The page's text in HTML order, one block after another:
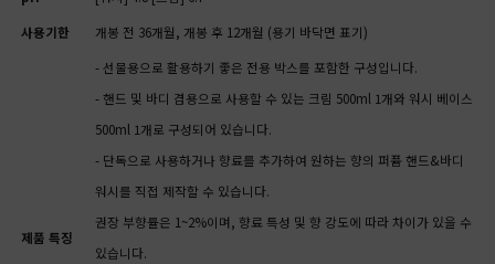
사용기한
개봉 전 36개월, 개봉 후 12개월 (용기 바닥면 표기)
제품 특징
- 선물용으로 활용하기 좋은 전용 박스를 포함한 구성입니다.
- 핸드 및 바디 겸용으로 사용할 수 있는 크림 500ml 1개와 워시 베이스
500ml 1개로 구성되어 있습니다.
- 단독으로 사용하거나 향료를 추가하여 원하는 향의 퍼퓸 핸드&바디
워시를 직접 제작할 수 있습니다.
권장 부향률은 1~2%이며, 향료 특성 및 향 강도에 따라 차이가 있을 수
있습니다.